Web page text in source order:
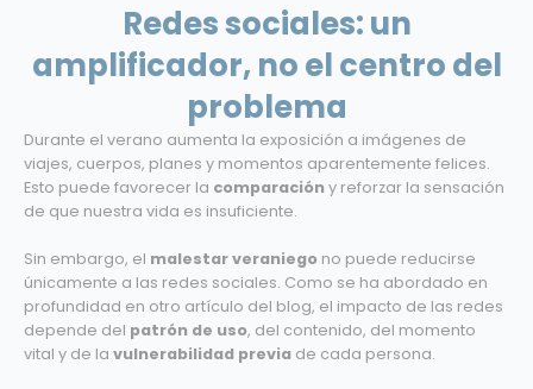
Redes sociales: un
amplificador, no el centro del
problema
Durante el verano aumenta la exposición a imágenes de
viajes, cuerpos, planes y momentos aparentemente felices.
Esto puede favorecer la comparación y reforzar la sensación
de que nuestra vida es insuficiente.
Sin embargo, el malestar veraniego no puede reducirse
únicamente a las redes sociales. Como se ha abordado en
profundidad en otro artículo del blog, el impacto de las redes
depende del patrón de uso, del contenido, del momento
vital y de la vulnerabilidad previa de cada persona.